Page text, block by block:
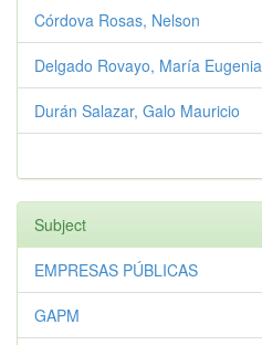
Córdova Rosas, Nelson
Delgado Rovayo, María Eugenia
Durán Salazar, Galo Mauricio
Subject
EMPRESAS PÚBLICAS
GAPM